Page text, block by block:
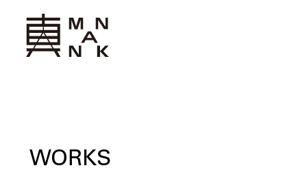
WORKS